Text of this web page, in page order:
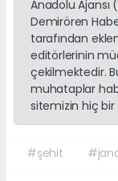
Anadolu Ajansı
Demirören
tarafından
editörlerinin
çekilmektedir.
muhataplar
sitemizin hiç
#şehit